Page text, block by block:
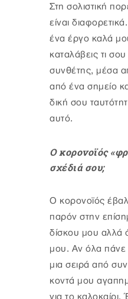
Στη σολιστική
είναι
ένα έργο καλά
καταλάβεις τι
συνθέτης, μέσα
από ένα σημείο
δική σου
αυτό.
Ο κορονοϊός
σχέδιά σου;
Ο κορονοϊός
παρόν στην
δίσκου μου αλλά
μου. Αν όλα
μια σειρά από
κοντά μου